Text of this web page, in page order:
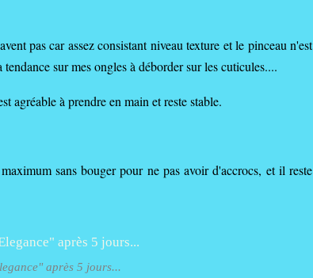
pas car assez consistant niveau texture et le pinceau n'est
sur mes ongles à déborder sur les cuticules....
agréable à prendre en main et reste stable.
sans bouger pour ne pas avoir d'accrocs, et il reste
après 5 jours...